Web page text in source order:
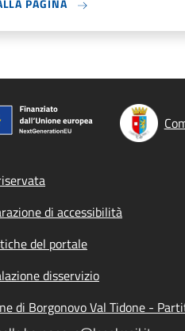
PAGINA
menu
di accessibilità
del portale
disservizio
di Borgonovo Val Tidone -